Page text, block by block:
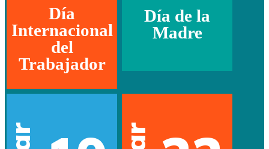
Día
Internacional
del
Trabajador
Día de la
Madre